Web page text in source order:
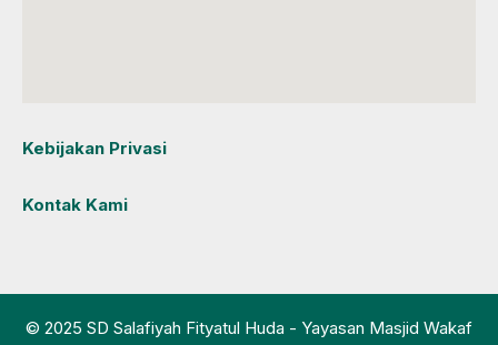
Kebijakan Privasi
Kontak Kami
© 2025 SD Salafiyah Fityatul Huda - Yayasan Masjid Wakaf